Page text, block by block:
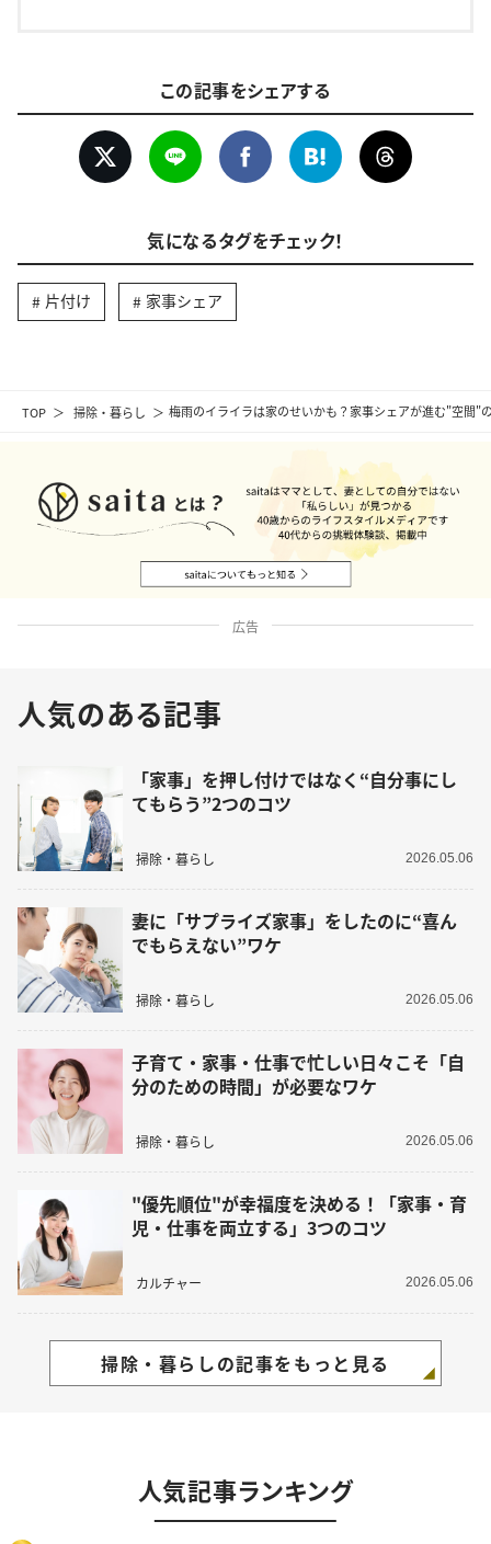
TOP 掃除・暮らし 梅雨のイライラは家のせいかも？家事シェアが進む"空間"
この記事をシェアする
気になるタグをチェック！
片付け 家事シェア
広告
人気のある記事
「家事」を押し付けではなく“自分事にし
てもらう”2つのコツ
掃除・暮らし 2026.05.06
妻に「サプライズ家事」をしたのに“喜ん
でもらえない”ワケ
掃除・暮らし 2026.05.06
子育て・家事・仕事で忙しい日々こそ「自
分のための時間」が必要なワケ
掃除・暮らし 2026.05.06
"優先順位"が幸福度を決める！「家事・育
児・仕事を両立する」3つのコツ
カルチャー 2026.05.06
掃除・暮らしの記事をもっと見る
人気記事ランキング